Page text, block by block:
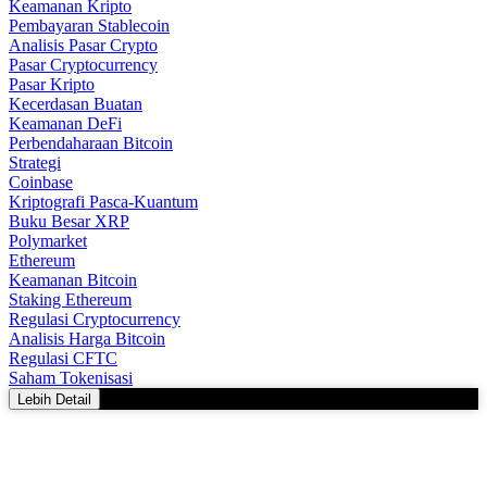
Keamanan Kripto
Pembayaran Stablecoin
Analisis Pasar Crypto
Pasar Cryptocurrency
Pasar Kripto
Kecerdasan Buatan
Keamanan DeFi
Perbendaharaan Bitcoin
Strategi
Coinbase
Kriptografi Pasca-Kuantum
Buku Besar XRP
Polymarket
Ethereum
Keamanan Bitcoin
Staking Ethereum
Regulasi Cryptocurrency
Analisis Harga Bitcoin
Regulasi CFTC
Saham Tokenisasi
Lebih Detail